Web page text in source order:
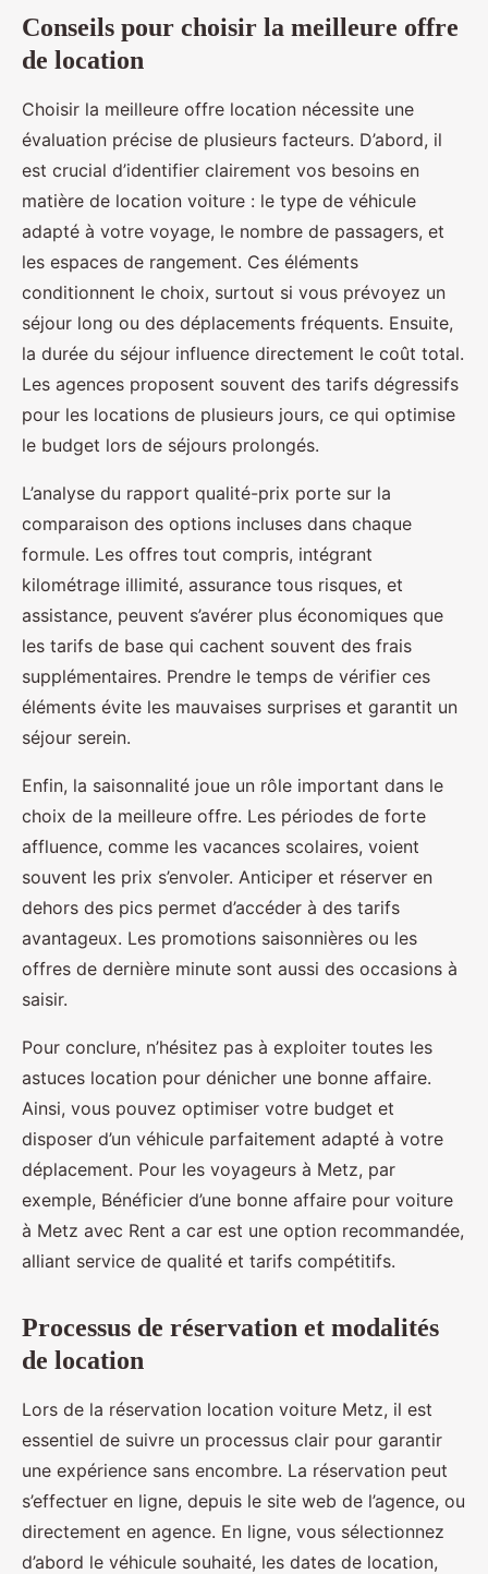
Conseils pour choisir la meilleure offre
de location
Choisir la meilleure offre location nécessite une
évaluation précise de plusieurs facteurs. D’abord, il
est crucial d’identifier clairement vos besoins en
matière de location voiture : le type de véhicule
adapté à votre voyage, le nombre de passagers, et
les espaces de rangement. Ces éléments
conditionnent le choix, surtout si vous prévoyez un
séjour long ou des déplacements fréquents. Ensuite,
la durée du séjour influence directement le coût total.
Les agences proposent souvent des tarifs dégressifs
pour les locations de plusieurs jours, ce qui optimise
le budget lors de séjours prolongés.
L’analyse du rapport qualité-prix porte sur la
comparaison des options incluses dans chaque
formule. Les offres tout compris, intégrant
kilométrage illimité, assurance tous risques, et
assistance, peuvent s’avérer plus économiques que
les tarifs de base qui cachent souvent des frais
supplémentaires. Prendre le temps de vérifier ces
éléments évite les mauvaises surprises et garantit un
séjour serein.
Enfin, la saisonnalité joue un rôle important dans le
choix de la meilleure offre. Les périodes de forte
affluence, comme les vacances scolaires, voient
souvent les prix s’envoler. Anticiper et réserver en
dehors des pics permet d’accéder à des tarifs
avantageux. Les promotions saisonnières ou les
offres de dernière minute sont aussi des occasions à
saisir.
Pour conclure, n’hésitez pas à exploiter toutes les
astuces location pour dénicher une bonne affaire.
Ainsi, vous pouvez optimiser votre budget et
disposer d’un véhicule parfaitement adapté à votre
déplacement. Pour les voyageurs à Metz, par
exemple, Bénéficier d’une bonne affaire pour voiture
à Metz avec Rent a car est une option recommandée,
alliant service de qualité et tarifs compétitifs.
Processus de réservation et modalités
de location
Lors de la réservation location voiture Metz, il est
essentiel de suivre un processus clair pour garantir
une expérience sans encombre. La réservation peut
s’effectuer en ligne, depuis le site web de l’agence, ou
directement en agence. En ligne, vous sélectionnez
d’abord le véhicule souhaité, les dates de location,